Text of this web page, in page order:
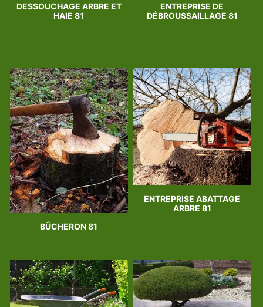
DESSOUCHAGE ARBRE ET
HAIE 81
ENTREPRISE DE
DÉBROUSSAILLAGE 81
BÛCHERON 81
ENTREPRISE ABATTAGE
ARBRE 81